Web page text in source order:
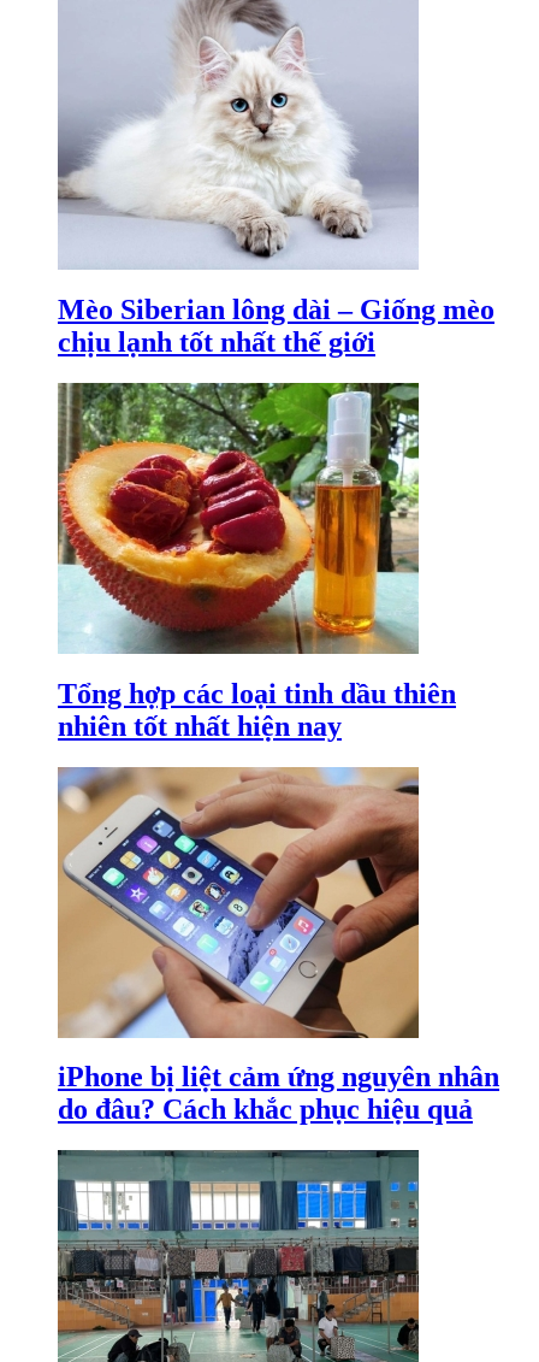
Mèo Siberian lông dài – Giống mèo
chịu lạnh tốt nhất thế giới
Tổng hợp các loại tinh dầu thiên
nhiên tốt nhất hiện nay
iPhone bị liệt cảm ứng nguyên nhân
do đâu? Cách khắc phục hiệu quả